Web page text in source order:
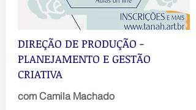
DIREÇÃO DE PRODUÇÃO -
PLANEJAMENTO E GESTÃO
CRIATIVA
com Camila Machado